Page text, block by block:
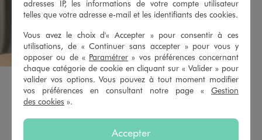
Disponible en 2 coloris
BLEU MARINE
ROUGE STANDARD
Pantalon fluide Wide leg femme
29,99 €
Disponible en 2 coloris
ROUGE STANDARD
Veste sans manches pour femme
AU PANIER
adresses IP, les informations de votre compte utilisateur
telles que votre adresse e-mail et les identifiants des cookies.
Vous avez le choix d'« Accepter » pour consentir à ces
utilisations, de « Continuer sans accepter » pour vous y
opposer ou de « Paramétrer » vos préférences concernant
chaque catégorie de cookie en cliquant sur « Valider » pour
valider vos options. Vous pouvez à tout moment modifier
vos préférences en consultant notre page « Gestion
des cookies ».
Accepter